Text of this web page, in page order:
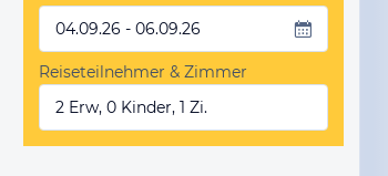
04.09.26 - 06.09.26
Reiseteilnehmer & Zimmer
2 Erw, 0 Kinder, 1 Zi.